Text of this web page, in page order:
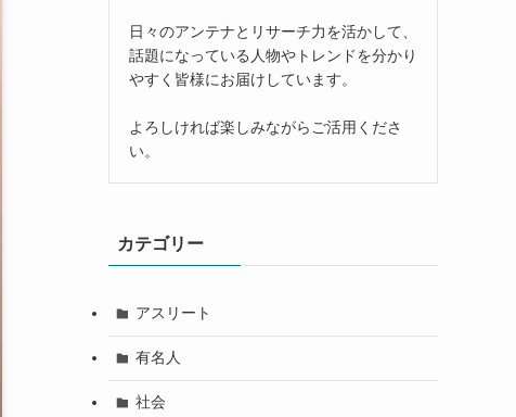
日々のアンテナとリサーチ力を活かして、
話題になっている人物やトレンドを分かり
やすく皆様にお届けしています。
よろしければ楽しみながらご活用くださ
い。
カテゴリー
アスリート
有名人
社会